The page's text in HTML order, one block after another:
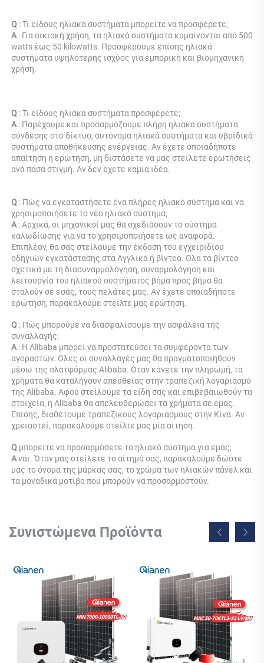
Q : Τι είδους ηλιακά συστήματα μπορείτε να προσφέρετε;
Α : Για οικιακή χρήση, τα ηλιακά συστήματα κυμαίνονται από 500
watts έως 50 kilowatts. Προσφέρουμε επίσης ηλιακά
συστήματα υψηλότερης ισχύος για εμπορική και βιομηχανική
χρήση.
Q : Τι είδους ηλιακά συστήματα προσφέρετε;
Α : Παρέχουμε και προσαρμόζουμε πλήρη ηλιακά συστήματα
σύνδεσης στο δίκτυο, αυτόνομα ηλιακά συστήματα και υβριδικά
συστήματα αποθήκευσης ενέργειας. Αν έχετε οποιαδήποτε
απαίτηση ή ερώτηση, μη διστάσετε να μας στείλετε ερωτήσεις
ανά πάσα στιγμή. Αν δεν έχετε καμία ιδέα.
Q : Πώς να εγκαταστήσετε ένα πλήρες ηλιακό σύστημα και να
χρησιμοποιήσετε το νέο ηλιακό σύστημα;
Α : Αρχικά, οι μηχανικοί μας θα σχεδιάσουν το σύστημα
καλωδίωσης για να το χρησιμοποιήσετε ως αναφορά.
Επιπλέον, θα σας στείλουμε την έκδοση του εγχειριδίου
οδηγιών εγκατάστασης στα Αγγλικά ή βίντεο. Όλα τα βίντεο
σχετικά με τη διασυναρμολόγηση, συναρμολόγηση και
λειτουργία του ηλιακού συστήματος βήμα προς βήμα θα
σταλούν σε εσάς, τους πελάτες μας. Αν έχετε οποιαδήποτε
ερώτηση, παρακαλούμε στείλτε μας ερώτηση.
Q : Πώς μπορούμε να διασφαλίσουμε την ασφάλεια της
συναλλαγής;
Α : Η Alibaba μπορεί να προστατεύσει τα συμφέροντα των
αγοραστών. Όλες οι συναλλαγές μας θα πραγματοποιηθούν
μέσω της πλατφόρμας Alibaba. Όταν κάνετε την πληρωμή, τα
χρήματα θα καταλήγουν απευθείας στην τραπεζική λογαριασμό
της Alibaba. Αφού στείλουμε τα είδη σας και επιβεβαιωθούν τα
στοιχεία, η Alibaba θα απελευθερώσει τα χρήματα σε εμάς.
Επίσης, διαθέτουμε τραπεζικούς λογαριασμούς στην Κίνα. Αν
χρειαστεί, παρακαλούμε στείλτε μας μία αίτηση.
Q μπορείτε να προσαρμόσετε το ηλιακό σύστημα για εμάς;
Α ναι. Όταν μας στείλετε το αίτημά σας, παρακαλούμε δώστε
μας το όνομα της μάρκας σας, το χρώμα των ηλιακών πάνελ και
τα μοναδικά μοτίβα που μπορούν να προσαρμοστούν.
Συνιστώμενα Προϊόντα